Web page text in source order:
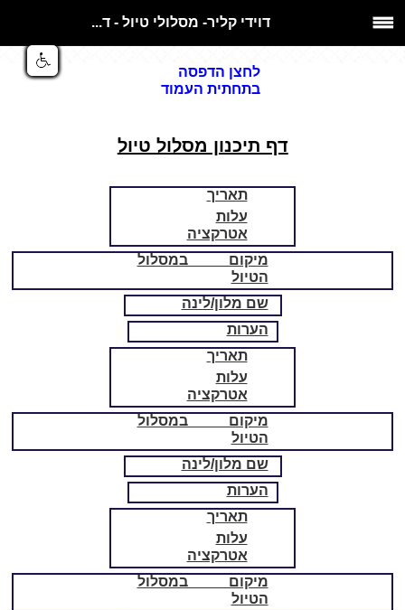
דוידי קליר- מסלולי טיול - ד...
תאריך
עלות
אטרקציה
הערות
מיקום במסלול
הטיול
שם מלון/לינה
דף תיכנון מסלול טיול
תאריך
עלות
אטרקציה
הערות
מיקום במסלול
הטיול
שם מלון/לינה
תאריך
עלות
אטרקציה
מיקום במסלול
הטיול
לחצן הדפסה
בתחתית העמוד